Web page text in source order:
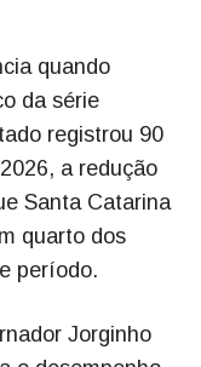
quando
da série
registrou 90
a redução
Santa Catarina
quarto dos
período.
Jorginho